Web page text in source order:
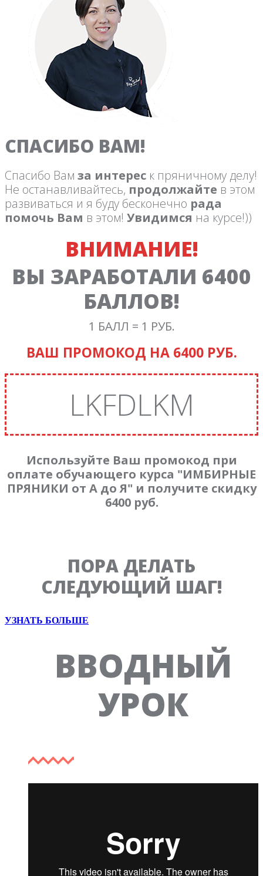
СПАСИБО ВАМ!
Спасибо Вам за интерес к пряничному делу!
Не останавливайтесь, продолжайте в этом
развиваться и я буду бесконечно рада
помочь Вам в этом! Увидимся на курсе!))
ВНИМАНИЕ!
ВЫ ЗАРАБОТАЛИ 6400
БАЛЛОВ!
1 БАЛЛ = 1 РУБ.
ВАШ ПРОМОКОД НА 6400 РУБ.
LKFDLKM
Используйте Ваш промокод при
оплате обучающего курса "ИМБИРНЫЕ
ПРЯНИКИ от А до Я" и получите скидку
6400 руб.
ПОРА ДЕЛАТЬ
СЛЕДУЮЩИЙ ШАГ!
УЗНАТЬ БОЛЬШЕ
ВВОДНЫЙ
УРОК